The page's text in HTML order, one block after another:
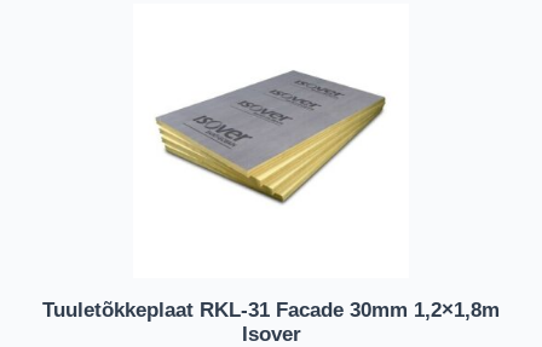
Tuuletõkkeplaat RKL-31 Facade 30mm 1,2×1,8m
Isover